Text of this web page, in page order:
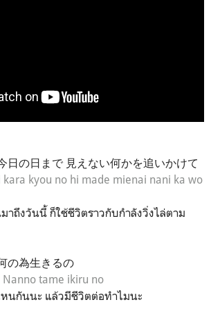
日の日まで 見えない何かを追いかけて
kyou no hi made mienai nani ka wo
าถึงวันนี้ ก็ใช้ชีวิตราวกับกำลังวิ่งไล่ตาม
の為生きるの
tame ikiru no
นกันนะ แล้วมีชีวิตต่อทำไมนะ